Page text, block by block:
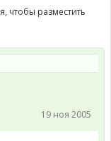
чтобы разместить
19 ноя 2005